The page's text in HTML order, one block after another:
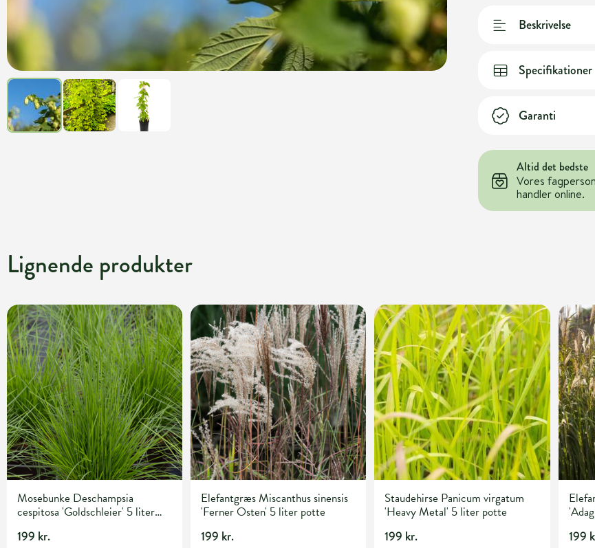
Beskrivelse
Specifikationer
Garanti
Altid det bedste
Vores
handler online.
Lignende produkter
Mosebunke Deschampsia
cespitosa 'Goldschleier' 5 liter
199 kr.
Elefantgræs Miscanthus sinensis
'Ferner Osten' 5 liter potte
199 kr.
Staudehirse Panicum virgatum
'Heavy Metal' 5 liter potte
199 kr. 199